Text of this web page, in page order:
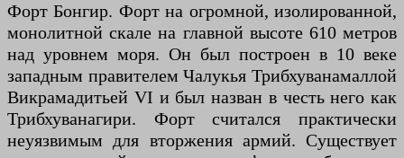
Форт Бонгир. Форт на огромной, изолированной,
монолитной скале на главной высоте 610 метров
над уровнем моря. Он был построен в 10 веке
западным правителем Чалукья Трибхуванамаллой
Викрамадитьей VI и был назван в честь него как
Трибхуванагири. Форт считался практически
неуязвимым для вторжения армий. Существует